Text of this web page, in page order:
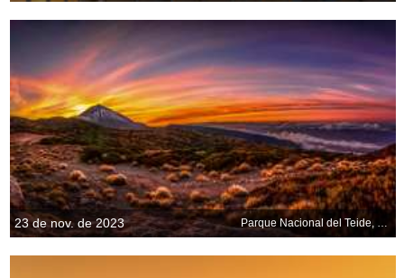
23 de nov. de 2023 Parque Nacional del Teide, Santa Cruz de Tenerife, España